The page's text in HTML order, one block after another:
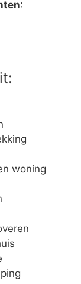
:
woning